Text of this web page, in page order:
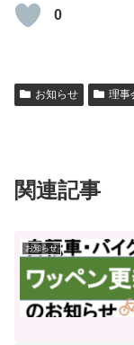
0
お知らせ 理事
関連記事
お知らせ